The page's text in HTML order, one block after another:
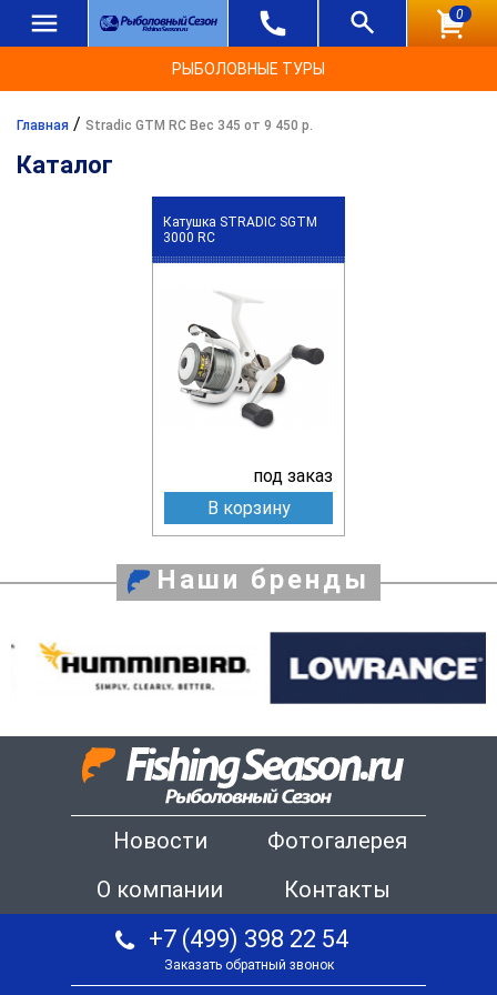
0
РЫБОЛОВНЫЕ ТУРЫ
Главная / Stradic GTM RC Вес 345 от 9 450 р.
Каталог
Катушка STRADIC SGTM
3000 RC
под заказ
В корзину
Наши бренды
Новости
Фотогалерея
О компании
Контакты
+7 (499) 398 22 54
Заказать обратный звонок